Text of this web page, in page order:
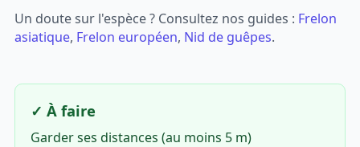
Un doute sur l'espèce ? Consultez nos guides : Frelon
asiatique, Frelon européen, Nid de guêpes.
✓ À faire
Garder ses distances (au moins 5 m)